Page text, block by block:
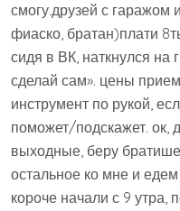
смогу.друзей с гаражом
фиаско, братан)плати
сидя в ВК, наткнулся на
сделай сам». цены
инструмент по рукой,
поможет/подскажет. ок,
выходные, беру
остальное ко мне и
короче начали с 9 утра,